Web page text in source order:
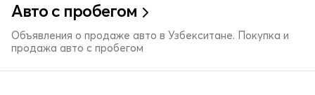
Авто с пробегом
Объявления о продаже авто в Узбекситане. Покупка и
продажа авто с пробегом